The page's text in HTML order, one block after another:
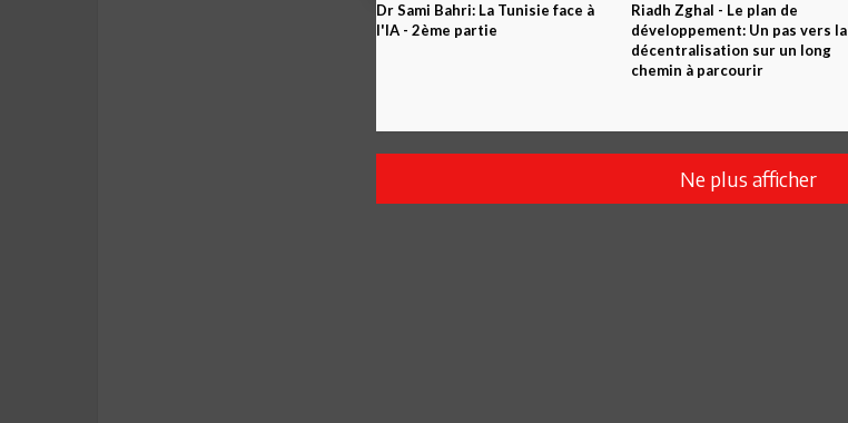
Dr Sami Bahri: La Tunisie face à
l'IA - 2ème partie
Riadh Zghal - Le plan de
développement: Un pas vers la
décentralisation sur un long
chemin à parcourir
Ne plus afficher